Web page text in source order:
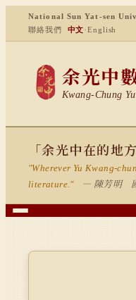
National Sun Yat-sen
聯絡我們
中文·English
余光中
Kwang-Chung
「余光中在的地
"Wherever Yu Kwang-
literature."
— 陳芳明